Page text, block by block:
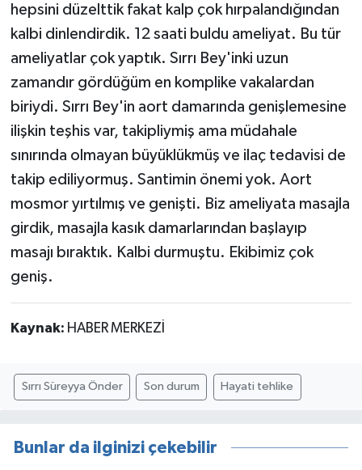
hepsini düzelttik fakat kalp çok hırpalandığından
kalbi dinlendirdik. 12 saati buldu ameliyat. Bu tür
ameliyatlar çok yaptık. Sırrı Bey'inki uzun
zamandır gördüğüm en komplike vakalardan
biriydi. Sırrı Bey'in aort damarında genişlemesine
ilişkin teşhis var, takipliymiş ama müdahale
sınırında olmayan büyüklükmüş ve ilaç tedavisi de
takip ediliyormuş. Santimin önemi yok. Aort
mosmor yırtılmış ve genişti. Biz ameliyata masajla
girdik, masajla kasık damarlarından başlayıp
masajı bıraktık. Kalbi durmuştu. Ekibimiz çok
geniş.
Kaynak: HABER MERKEZİ
Sırrı Süreyya Önder Son durum Hayati tehlike
Bunlar da ilginizi çekebilir